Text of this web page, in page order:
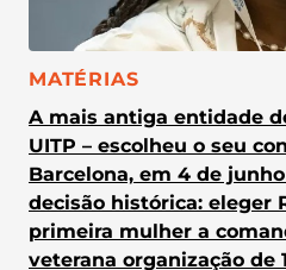
CATEGORIA:
MATÉRIAS
A mais antiga entidade
UITP – escolheu o seu
Barcelona, em 4 de
decisão histórica: eleger
primeira mulher a
veterana organização de